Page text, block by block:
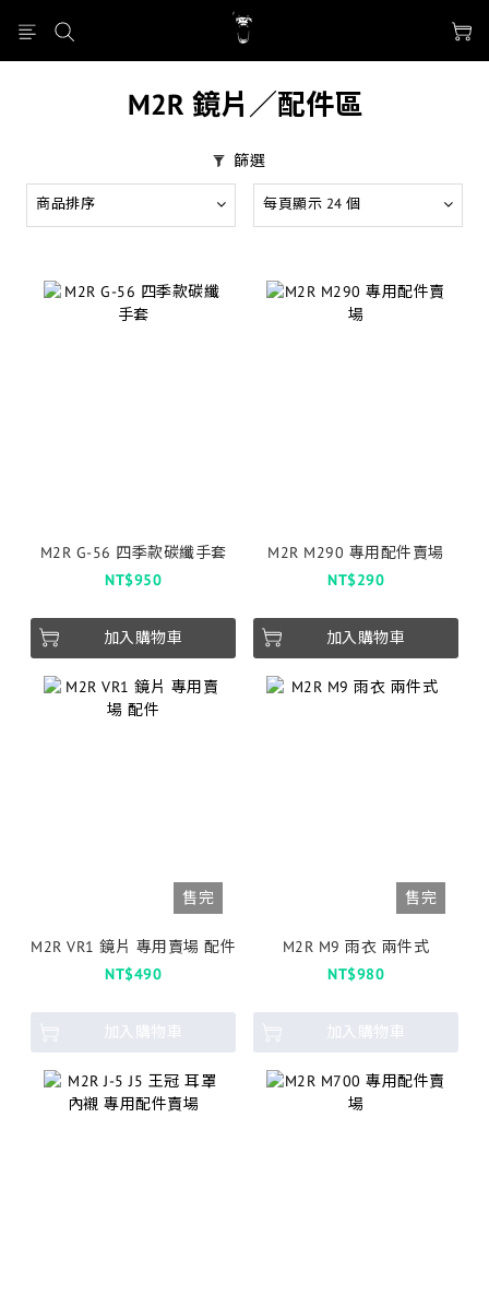
M2R 鏡片／配件區
篩選
商品排序 每頁顯示 24 個
M2R G-56 四季款碳纖手套
NT$950
加入購物車
M2R M290 專用配件賣場
NT$290
加入購物車
售完
M2R VR1 鏡片 專用賣場 配件
NT$490
加入購物車
售完
M2R M9 雨衣 兩件式
NT$980
加入購物車